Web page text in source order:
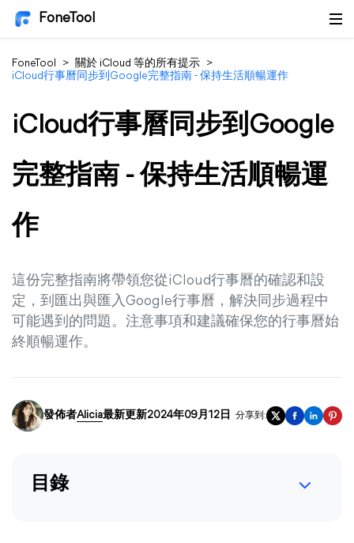
FoneTool
FoneTool > 關於 iCloud 等的所有提示 >
iCloud行事曆同步到Google完整指南 - 保持生活順暢運作
iCloud行事曆同步到Google
完整指南 - 保持生活順暢運
作
這份完整指南將帶領您從iCloud行事曆的確認和設
定，到匯出與匯入Google行事曆，解決同步過程中
可能遇到的問題。注意事項和建議確保您的行事曆始
終順暢運作。
發佈者Alicia最新更新2024年09月12日 分享到:
目錄